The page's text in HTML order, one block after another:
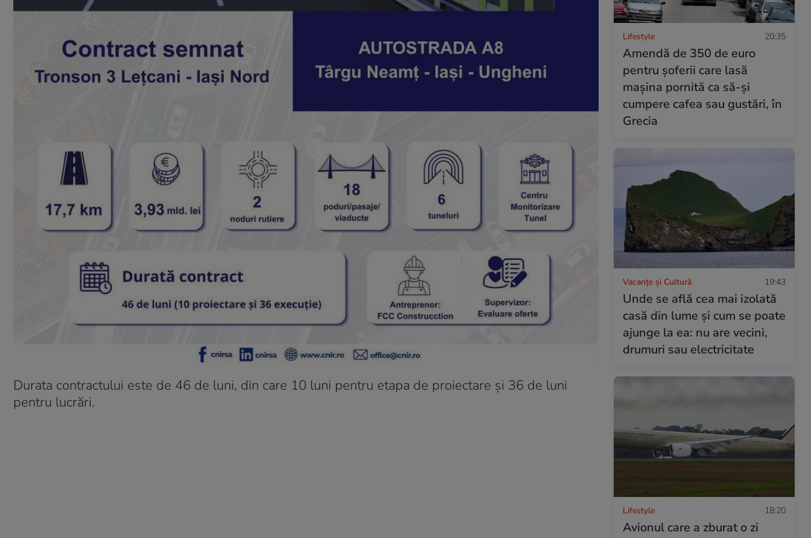
Durata contractului este de 46 de luni, din care 10 luni pentru etapa de proiectare și 36 de luni
pentru lucrări.
Lifestyle 20:35
Amendă de 350 de euro
pentru șoferii care lasă
mașina pornită ca să-și
cumpere cafea sau gustări, în
Grecia
Vacanțe și Cultură 19:43
Unde se află cea mai izolată
casă din lume și cum se poate
ajunge la ea: nu are vecini,
drumuri sau electricitate
Lifestyle 18:20
Avionul care a zburat o zi